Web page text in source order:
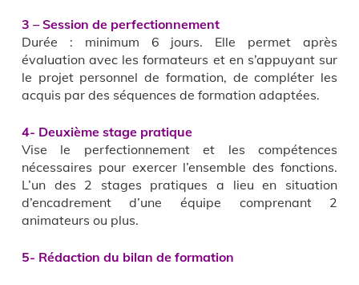
3 – Session de perfectionnement
Durée : minimum 6 jours. Elle permet après
évaluation avec les formateurs et en s’appuyant sur
le projet personnel de formation, de compléter les
acquis par des séquences de formation adaptées.
4- Deuxième stage pratique
Vise le perfectionnement et les compétences
nécessaires pour exercer l’ensemble des fonctions.
L’un des 2 stages pratiques a lieu en situation
d’encadrement d’une équipe comprenant 2
animateurs ou plus.
5- Rédaction du bilan de formation